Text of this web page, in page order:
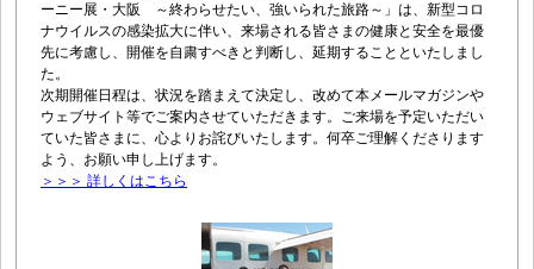
ーニー展・大阪 ～終わらせたい、強いられた旅路～」は、新型コロ
ナウイルスの感染拡大に伴い、来場される皆さまの健康と安全を最優
先に考慮し、開催を自粛すべきと判断し、延期することといたしまし
た。
次期開催日程は、状況を踏まえて決定し、改めて本メールマガジンや
ウェブサイト等でご案内させていただきます。ご来場を予定いただい
ていた皆さまに、心よりお詫びいたします。何卒ご理解くださります
よう、お願い申し上げます。
＞＞＞ 詳しくはこちら